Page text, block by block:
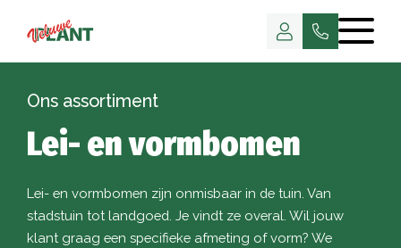
Ons assortiment
Lei- en vormbomen
Lei- en vormbomen zijn onmisbaar in de tuin. Van
stadstuin tot landgoed. Je vindt ze overal. Wil jouw
klant graag een specifieke afmeting of vorm? We